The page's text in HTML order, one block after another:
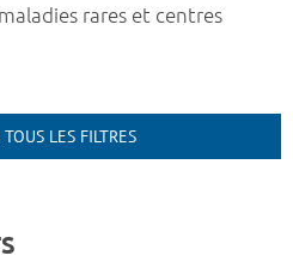
rares et centres
TOUS LES FILTRES